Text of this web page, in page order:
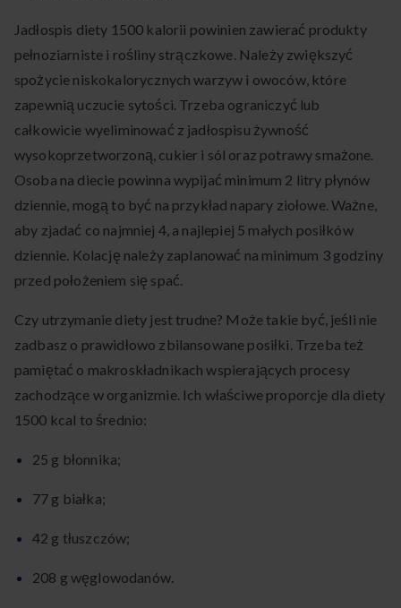
Jadłospis diety 1500 kalorii powinien zawierać produkty
pełnoziarniste i rośliny strączkowe. Należy zwiększyć
spożycie niskokalorycznych warzyw i owoców, które
zapewnią uczucie sytości. Trzeba ograniczyć lub
całkowicie wyeliminować z jadłospisu żywność
wysokoprzetworzoną, cukier i sól oraz potrawy smażone.
Osoba na diecie powinna wypijać minimum 2 litry płynów
dziennie, mogą to być na przykład napary ziołowe. Ważne,
aby zjadać co najmniej 4, a najlepiej 5 małych posiłków
dziennie. Kolację należy zaplanować na minimum 3 godziny
przed położeniem się spać.
Czy utrzymanie diety jest trudne? Może takie być, jeśli nie
zadbasz o prawidłowo zbilansowane posiłki. Trzeba też
pamiętać o makroskładnikach wspierających procesy
zachodzące w organizmie. Ich właściwe proporcje dla diety
1500 kcal to średnio:
25 g błonnika;
77 g białka;
42 g tłuszczów;
208 g węglowodanów.